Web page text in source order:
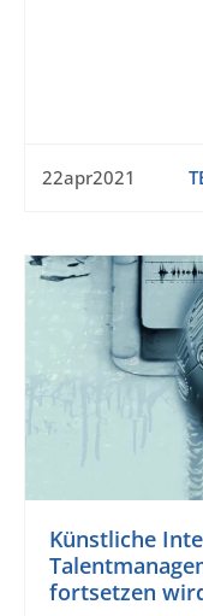
22apr2021
Künstliche
fortsetzen